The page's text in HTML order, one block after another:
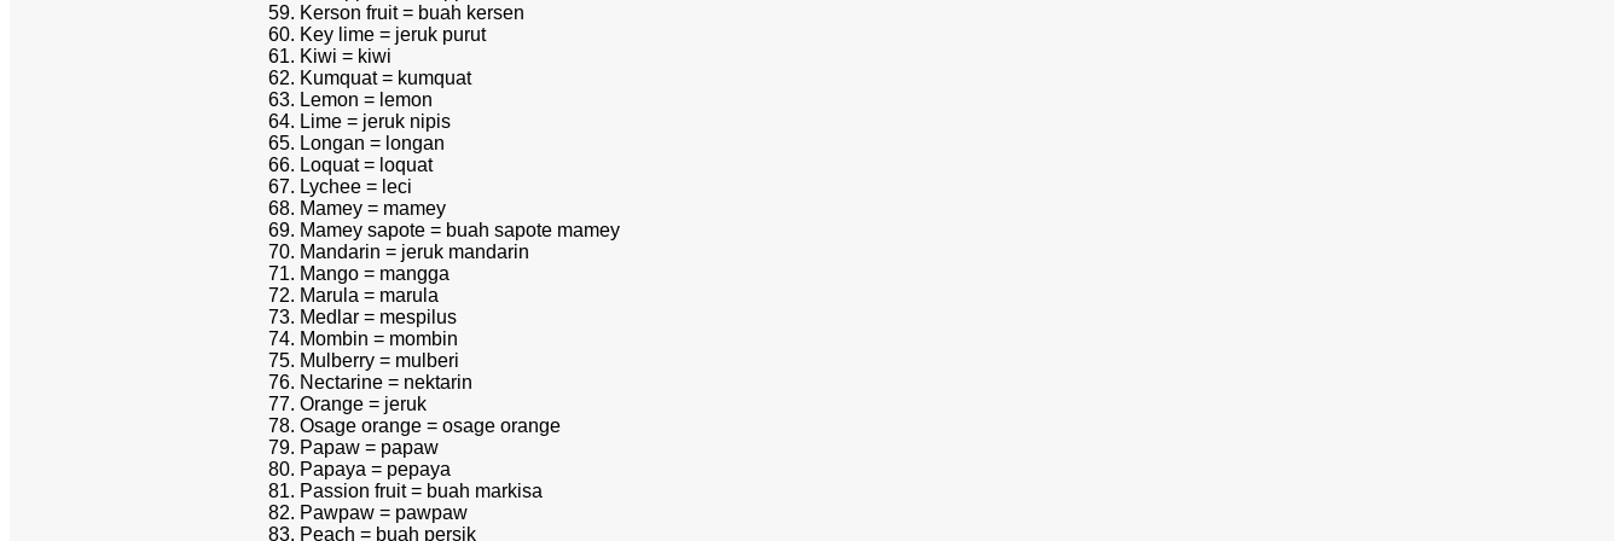
Kerson fruit = buah kersen
Key lime = jeruk purut
Kiwi = kiwi
Kumquat = kumquat
Lemon = lemon
Lime = jeruk nipis
Longan = longan
Loquat = loquat
Lychee = leci
Mamey = mamey
Mamey sapote = buah sapote mamey
Mandarin = jeruk mandarin
Mango = mangga
Marula = marula
Medlar = mespilus
Mombin = mombin
Mulberry = mulberi
Nectarine = nektarin
Orange = jeruk
Osage orange = osage orange
Papaw = papaw
Papaya = pepaya
Passion fruit = buah markisa
Pawpaw = pawpaw
Peach = buah persik